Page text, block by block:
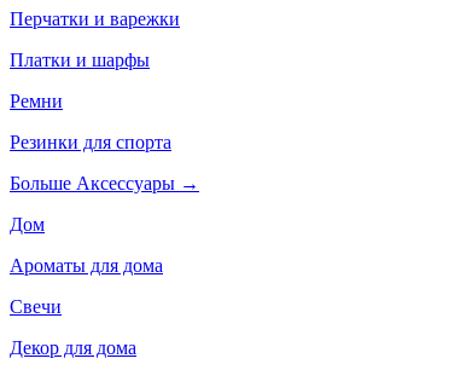
Перчатки и варежки
Платки и шарфы
Ремни
Резинки для спорта
Больше Аксессуары →
Дом
Ароматы для дома
Свечи
Декор для дома